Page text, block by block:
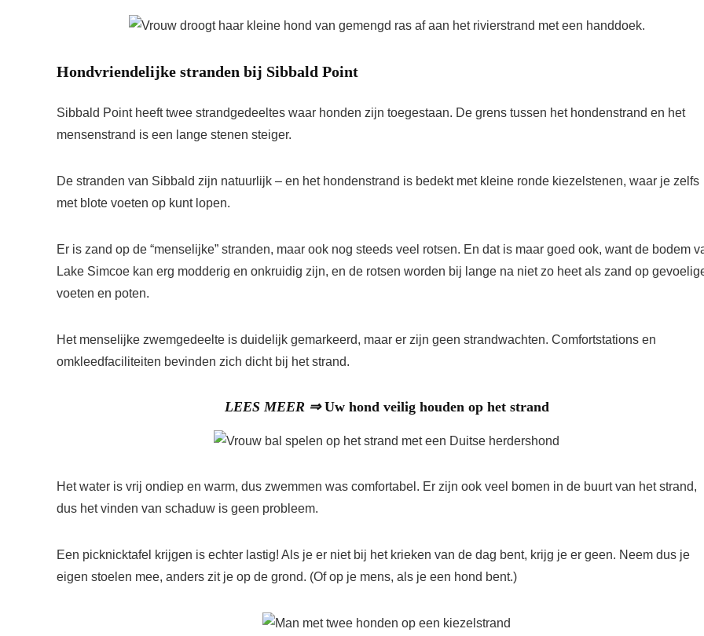
Hondvriendelijke stranden bij Sibbald Point
Sibbald Point heeft twee strandgedeeltes waar honden zijn toegestaan. De grens tussen het hondenstrand en het
mensenstrand is een lange stenen steiger.
De stranden van Sibbald zijn natuurlijk – en het hondenstrand is bedekt met kleine ronde kiezelstenen, waar je zelfs
met blote voeten op kunt lopen.
Er is zand op de “menselijke” stranden, maar ook nog steeds veel rotsen. En dat is maar goed ook, want de bodem
Lake Simcoe kan erg modderig en onkruidig ​​zijn, en de rotsen worden bij lange na niet zo heet als zand op
voeten en poten.
Het menselijke zwemgedeelte is duidelijk gemarkeerd, maar er zijn geen strandwachten. Comfortstations en
omkleedfaciliteiten bevinden zich dicht bij het strand.
LEES MEER ⇒Uw hond veilig houden op het strand
Het water is vrij ondiep en warm, dus zwemmen was comfortabel. Er zijn ook veel bomen in de buurt van het strand,
dus het vinden van schaduw is geen probleem.
Een picknicktafel krijgen is echter lastig! Als je er niet bij het krieken van de dag bent, krijg je er geen. Neem dus je
eigen stoelen mee, anders zit je op de grond. (Of op je mens, als je een hond bent.)